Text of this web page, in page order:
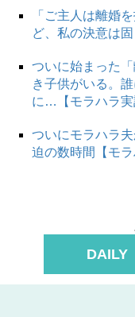
「ご主人は離婚
ど、私の決意は
ついに始まった
き子供がいる。
に…【モラハラ
ついにモラハラ
迫の数時間【モラ
DAILY